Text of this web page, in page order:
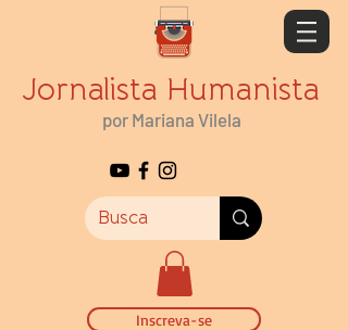
Jornalista Humanista
por Mariana Vilela
Inscreva-se